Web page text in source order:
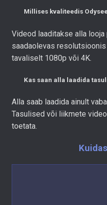
Millises kvaliteedis
Videod laaditakse alla
saadaolevas
tavaliselt 1080p või 4K.
Kas saan alla laadida
Alla saab laadida ainult
Tasulised või liikmete
toetata.